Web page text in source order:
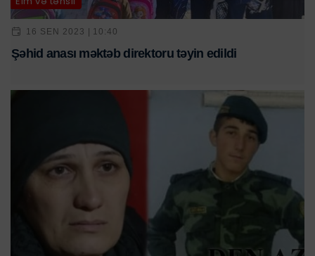
16 SEN 2023 | 10:40
Şəhid anası məktəb direktoru təyin edildi